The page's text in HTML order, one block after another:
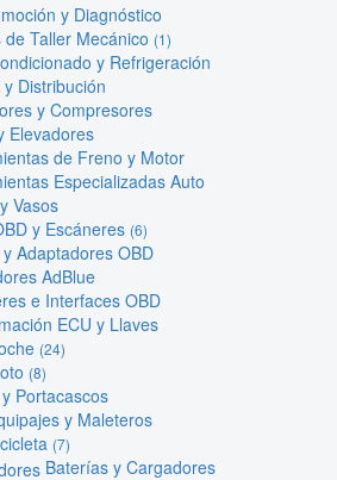
y Diagnóstico
Taller Mecánico (1)
y Refrigeración
Distribución
y Compresores
Elevadores
de Freno y Motor
Especializadas Auto
Vasos
y Escáneres (6)
Adaptadores OBD
AdBlue
e Interfaces OBD
ECU y Llaves
(24)
(8)
Portacascos
y Maleteros
(7)
Baterías y Cargadores